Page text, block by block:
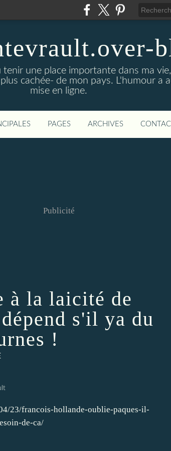
une place importante dans ma
cachée- de mon pays. L'humour a
mise en ligne.
PAGES ARCHIVES
Publicité
à la laicité de
s'il ya du
!
23/francois-hollande-oublie-paques-il-
de-ca/